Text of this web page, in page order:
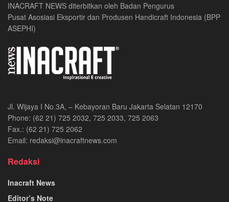
INACRAFT NEWS diterbitkan oleh Badan Pengurus
Pusat Asosiasi Eksportir dan Produsen Handicraft Indonesia (BPP
ASEPHI)
Jl. Wijaya I No.3A, – Kebayoran Baru Jakarta Selatan 12170
Phone: (62 21) 725 2032, 725 2033, 725 2063
Fax.: (62 21) 725 2062
Email: redaksi@inacraftnews.com
Redaksi
Inacraft News
Editor’s Note